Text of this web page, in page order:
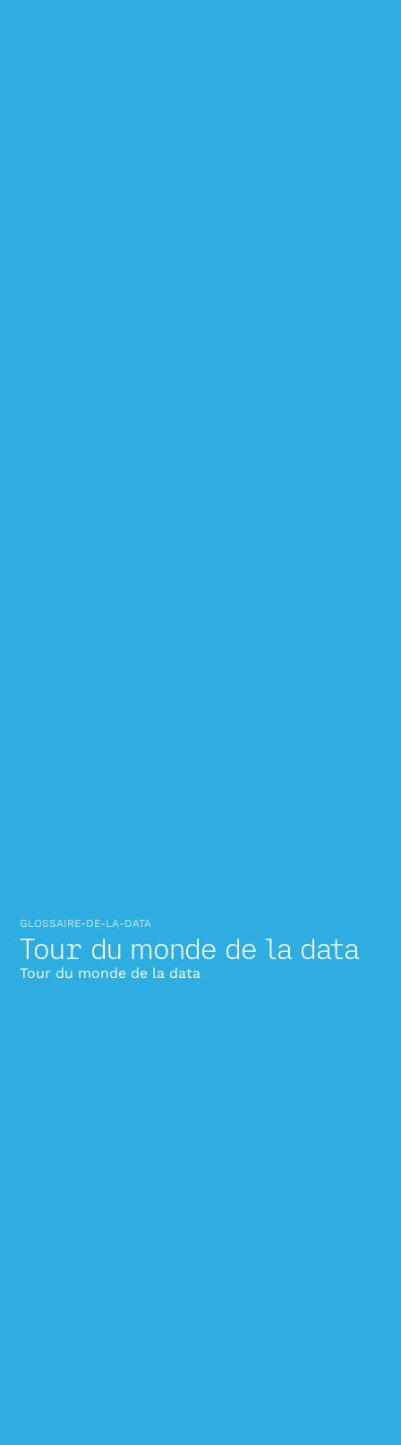
GLOSSAIRE-DE-LA-DATA
Tour du monde de la data
Tour du monde de la data